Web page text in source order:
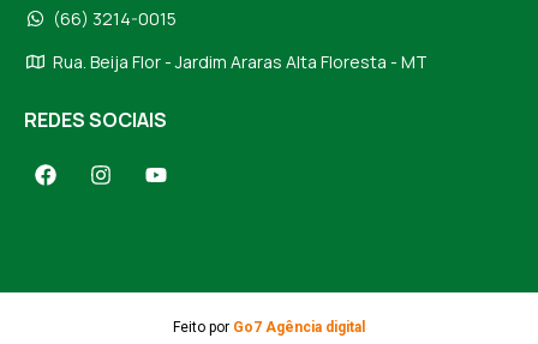
(66) 3214-0015
Rua. Beija Flor - Jardim Araras Alta Floresta - MT
REDES SOCIAIS
Feito por Go7 Agência digital